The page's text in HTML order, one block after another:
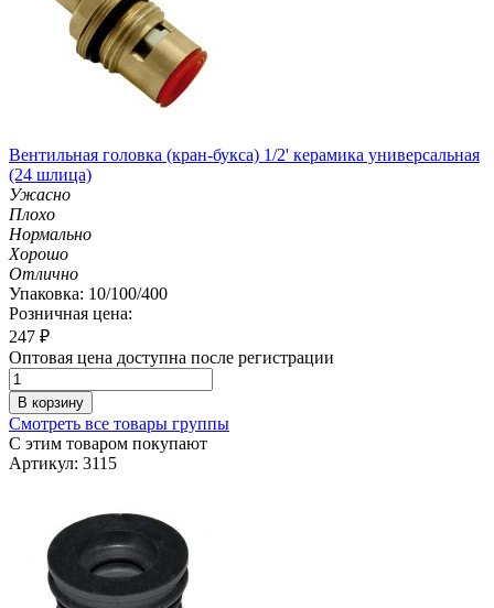
Вентильная головка (кран-букса) 1/2' керамика универсальная
(24 шлица)
Ужасно
Плохо
Нормально
Хорошо
Отлично
Упаковка: 10/100/400
Розничная цена:
247 ₽
Оптовая цена доступна после регистрации
В корзину
Смотреть все товары группы
С этим товаром покупают
Артикул: 3115